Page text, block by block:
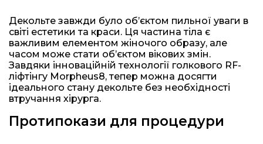
Декольте завжди було об’єктом пильної уваги в
світі естетики та краси. Ця частина тіла є
важливим елементом жіночого образу, але
часом може стати об’єктом вікових змін.
Завдяки інноваційній технології голкового RF-
ліфтінгу Morpheus8, тепер можна досягти
ідеального стану декольте без необхідності
втручання хірурга.
Протипокази для процедури